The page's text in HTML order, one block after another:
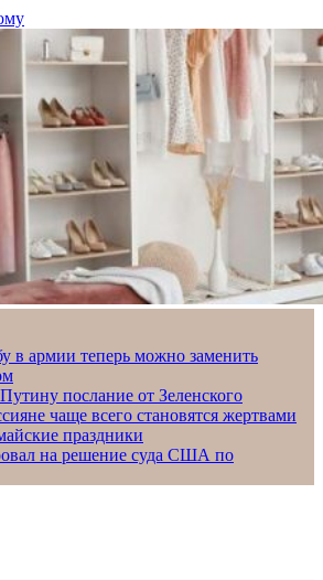
в армии теперь можно заменить
послание от Зеленского
чаще всего становятся жертвами
праздники
на решение суда США по